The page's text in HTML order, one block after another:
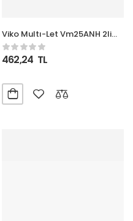
Viko Multı-Let Vm25ANH 2li
5mt Anahtarlı Kablolu
(90117205)
462,24 TL